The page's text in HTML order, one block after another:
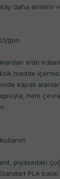
daha anlamlı
elde
madde
kapalı
hem
piyasadaki
PLA